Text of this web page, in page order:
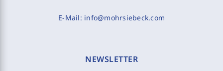
E-Mail: info@mohrsiebeck.com
NEWSLETTER